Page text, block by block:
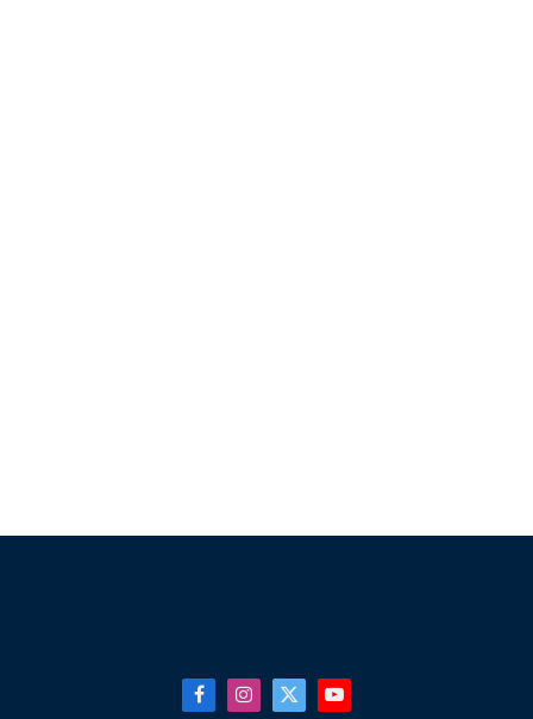
FacebookInstagram
X
YouTube